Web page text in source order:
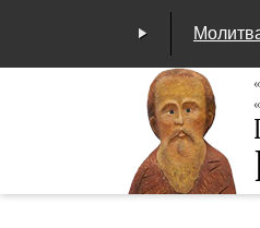
00:00/04:25